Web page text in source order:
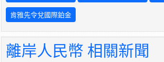
肯雅先令兌國際鉑金
離岸人民幣 相關新聞